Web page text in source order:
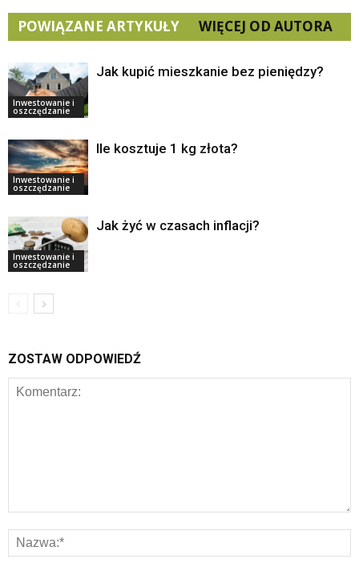
POWIĄZANE ARTYKUŁY WIĘCEJ OD AUTORA
Inwestowanie i
oszczędzanie
Jak kupić mieszkanie bez pieniędzy?
Inwestowanie i
oszczędzanie
Ile kosztuje 1 kg złota?
Inwestowanie i
oszczędzanie
Jak żyć w czasach inflacji?
ZOSTAW ODPOWIEDŹ